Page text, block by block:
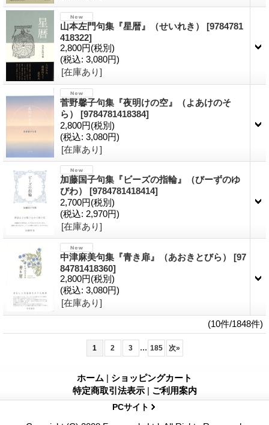
山本左門句集『星暦』（せいれき） [9784781
418322]
2,800円(税別)
(税込: 3,080円)
[在庫あり]
菅野馨子句集『夜明けの空』（よあけのそ
ら） [9784781418384]
2,800円(税別)
(税込: 3,080円)
[在庫あり]
加藤国子句集『ビーズの指輪』（びーずのゆ
びわ） [9784781418414]
2,700円(税別)
(税込: 2,970円)
[在庫あり]
中津麻美句集『青き扉』（あおきとびら） [97
84781418360]
2,800円(税別)
(税込: 3,080円)
[在庫あり]
(10件/1848件)
1 2 3 ... 185 次»
ホーム | ショッピングカート
特定商取引法表示 | ご利用案内
PCサイト